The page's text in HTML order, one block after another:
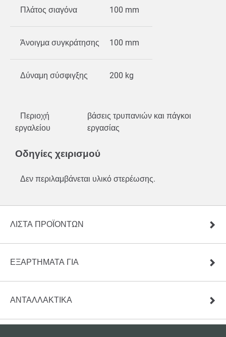
Πλάτος σιαγόνα 100 mm
Άνοιγμα συγκράτησης 100 mm
Δύναμη σύσφιγξης 200 kg
Περιοχή
εργαλείου
βάσεις τρυπανιών και πάγκοι
εργασίας
Οδηγίες χειρισμού
Δεν περιλαμβάνεται υλικό στερέωσης.
ΛΊΣΤΑ ΠΡΟΪΌΝΤΩΝ
ΕΞΑΡΤΗΜΑΤΑ ΓΙΑ
ΑΝΤΑΛΛΑΚΤΙΚΆ